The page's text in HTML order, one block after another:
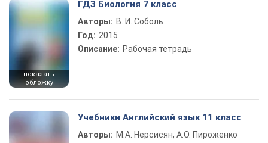
показать
обложку
ГДЗ Биология 7 класс
Авторы: В. И. Соболь
Год: 2015
Описание: Рабочая тетрадь
Учебники Английский язык 11 класс
Авторы: М.А. Нерсисян, А.О. Пироженко